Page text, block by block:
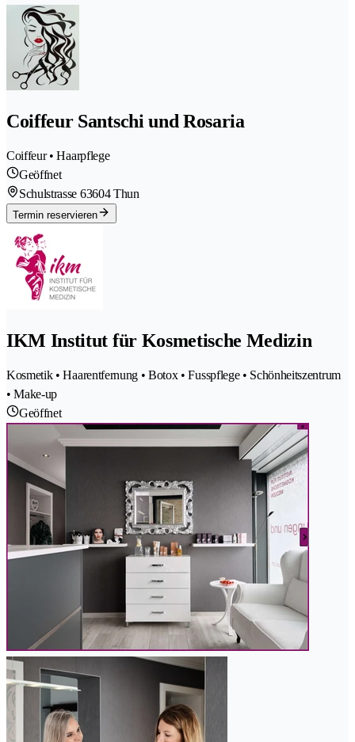
Coiffeur Santschi und Rosaria
Coiffeur • Haarpflege
Geöffnet
Schulstrasse 63604 Thun
Termin reservieren
IKM Institut für Kosmetische Medizin
Kosmetik • Haarentfernung • Botox • Fusspflege • Schönheitszentrum
• Make-up
Geöffnet